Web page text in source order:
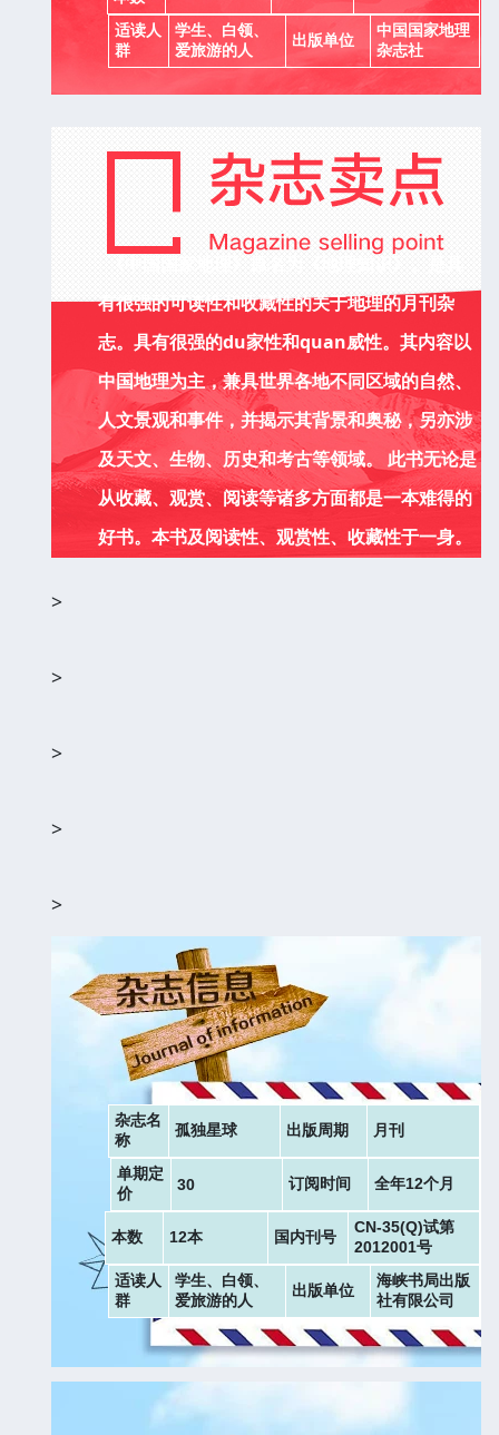
适读人
群
学生、白领、
爱旅游的人
出版单位
中国国家地理
杂志社
有很强的可读性和收藏性的关于地理的月刊杂
志。具有很强的du家性和quan威性。其内容以
中国地理为主，兼具世界各地不同区域的自然、
人文景观和事件，并揭示其背景和奥秘，另亦涉
及天文、生物、历史和考古等领域。 此书无论是
从收藏、观赏、阅读等诸多方面都是一本难得的
好书。本书及阅读性、观赏性、收藏性于一身。
>
>
>
>
>
杂志名
称
孤独星球 出版周期 月刊
单期定
价
30 订阅时间 全年12个月
本数 12本 国内刊号
CN-35(Q)试第
2012001号
适读人
群
学生、白领、
爱旅游的人
出版单位
海峡书局出版
社有限公司